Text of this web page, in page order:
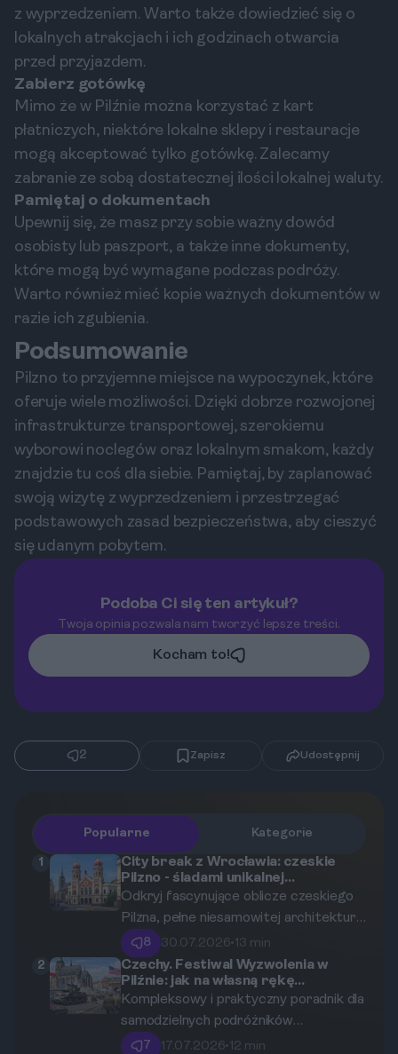
z wyprzedzeniem. Warto także dowiedzieć się o
lokalnych atrakcjach i ich godzinach otwarcia
przed przyjazdem.
Zabierz gotówkę
Mimo że w Pilźnie można korzystać z kart
płatniczych, niektóre lokalne sklepy i restauracje
mogą akceptować tylko gotówkę. Zalecamy
zabranie ze sobą dostatecznej ilości lokalnej waluty.
Pamiętaj o dokumentach
Upewnij się, że masz przy sobie ważny dowód
osobisty lub paszport, a także inne dokumenty,
które mogą być wymagane podczas podróży.
Warto również mieć kopie ważnych dokumentów w
razie ich zgubienia.
Podsumowanie
Pilzno to przyjemne miejsce na wypoczynek, które
oferuje wiele możliwości. Dzięki dobrze rozwojonej
infrastrukturze transportowej, szerokiemu
wyborowi noclegów oraz lokalnym smakom, każdy
znajdzie tu coś dla siebie. Pamiętaj, by zaplanować
swoją wizytę z wyprzedzeniem i przestrzegać
podstawowych zasad bezpieczeństwa, aby cieszyć
się udanym pobytem.
Podoba Ci się ten artykuł?
Twoja opinia pozwala nam tworzyć lepsze treści.
Kocham to!
2 Zapisz Udostępnij
Popularne Kategorie
1
City break z Wrocławia: czeskie
Pilzno - śladami unikalnej
architektury i historii Wielkiej
Synagogi
Odkryj fascynujące oblicze czeskiego
Pilzna, pełne niesamowitej architektury,
zabytkowych kamienic oraz bogatej
historii. Ten przewodnik pomoże Ci
zaplanować idealny wyjazd z Wrocławia,
skupiając się na miejskich detalach i
kulturowym dziedzictwie.
8 30.07.2026•13 min
2
Czechy. Festiwal Wyzwolenia w
Pilźnie: jak na własną rękę
zaplanować wyjazd i śledzić
harmonogram pokazów
historycznych
Kompleksowy i praktyczny poradnik dla
samodzielnych podróżników
planujących wyjazd na Festiwal
7 17.07.2026•12 min